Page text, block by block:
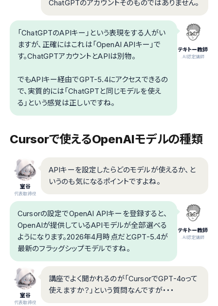
ChatGPTのアカウントそのものではありません。
テキトー教師
.AI認定講師
「ChatGPTのAPIキー」という表現をする人がい
ますが、正確にはこれは「OpenAI APIキー」で
す。ChatGPTアカウントとAPIは別物。
でもAPIキー経由でGPT-5.4にアクセスできるの
で、実質的には「ChatGPTと同じモデルを使え
る」という感覚は正しいですね。
Cursorで使えるOpenAIモデルの種類
室谷
代表取締役
APIキーを設定したらどのモデルが使えるか、と
いうのも気になるポイントですよね。
テキトー教師
.AI認定講師
Cursorの設定でOpenAI APIキーを登録すると、
OpenAIが提供しているAPIモデルが全部選べる
ようになります。2026年4月時点だとGPT-5.4が
最新のフラッグシップモデルですね。
室谷
代表取締役
講座でよく聞かれるのが「CursorでGPT-4oって
使えますか？」という質問なんですが・・・